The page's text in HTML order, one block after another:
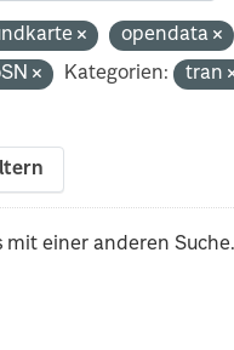
opendata
Kategorien:
tran
mit einer anderen Suche.